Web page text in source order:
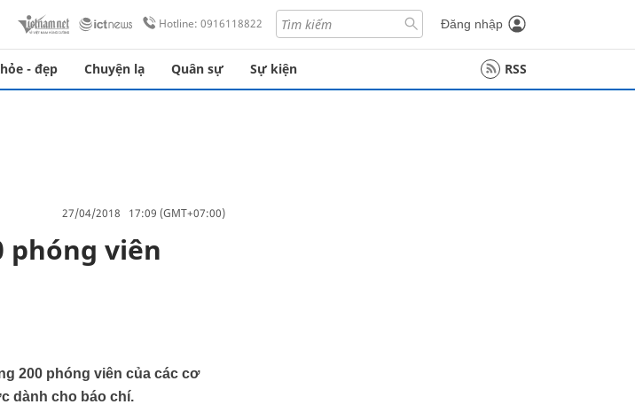
Hotline: 0916118822 Đăng nhập
- đẹp Chuyện lạ Quân sự Sự kiện RSS
27/04/2018 17:09 (GMT+07:00)
phóng viên
200 phóng viên của các cơ
dành cho báo chí.